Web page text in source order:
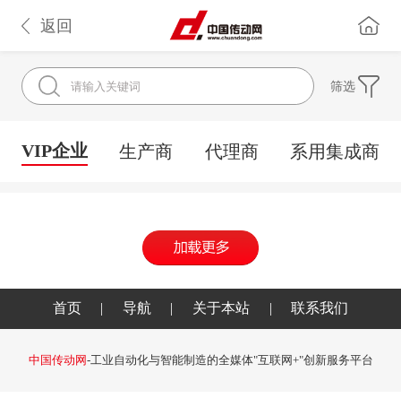
返回
筛选
VIP企业 生产商 代理商 系用集成商
首页 | 导航 | 关于本站 | 联系我们
中国传动网-工业自动化与智能制造的全媒体"互联网+"创新服务平台